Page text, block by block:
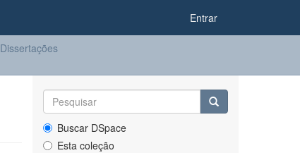
Entrar
Dissertações
Buscar DSpace
Esta coleção